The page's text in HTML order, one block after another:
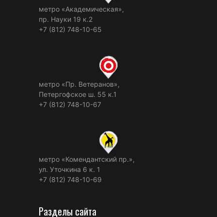
метро «Академическая»,
пр. Науки 19 к.2
+7 (812) 748-10-65
метро «Пр. Ветеранов»,
Петергофское ш. 55 к.1
+7 (812) 748-10-67
метро «Комендантский пр.»,
ул. Уточкина 6 к. 1
+7 (812) 748-10-69
Разделы сайта